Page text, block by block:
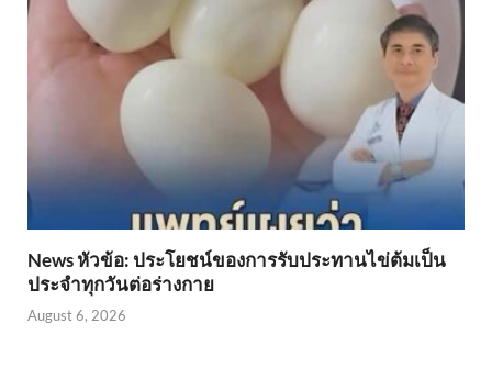
News หัวข้อ: ประโยชน์ของการรับประทานไข่ต้มเป็น
ประจำทุกวันต่อร่างกาย
August 6, 2026